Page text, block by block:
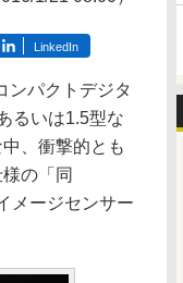
LinkedIn
ンパクトデジタ
るいは1.5型な
、衝撃的とも
の「同
メージセンサー